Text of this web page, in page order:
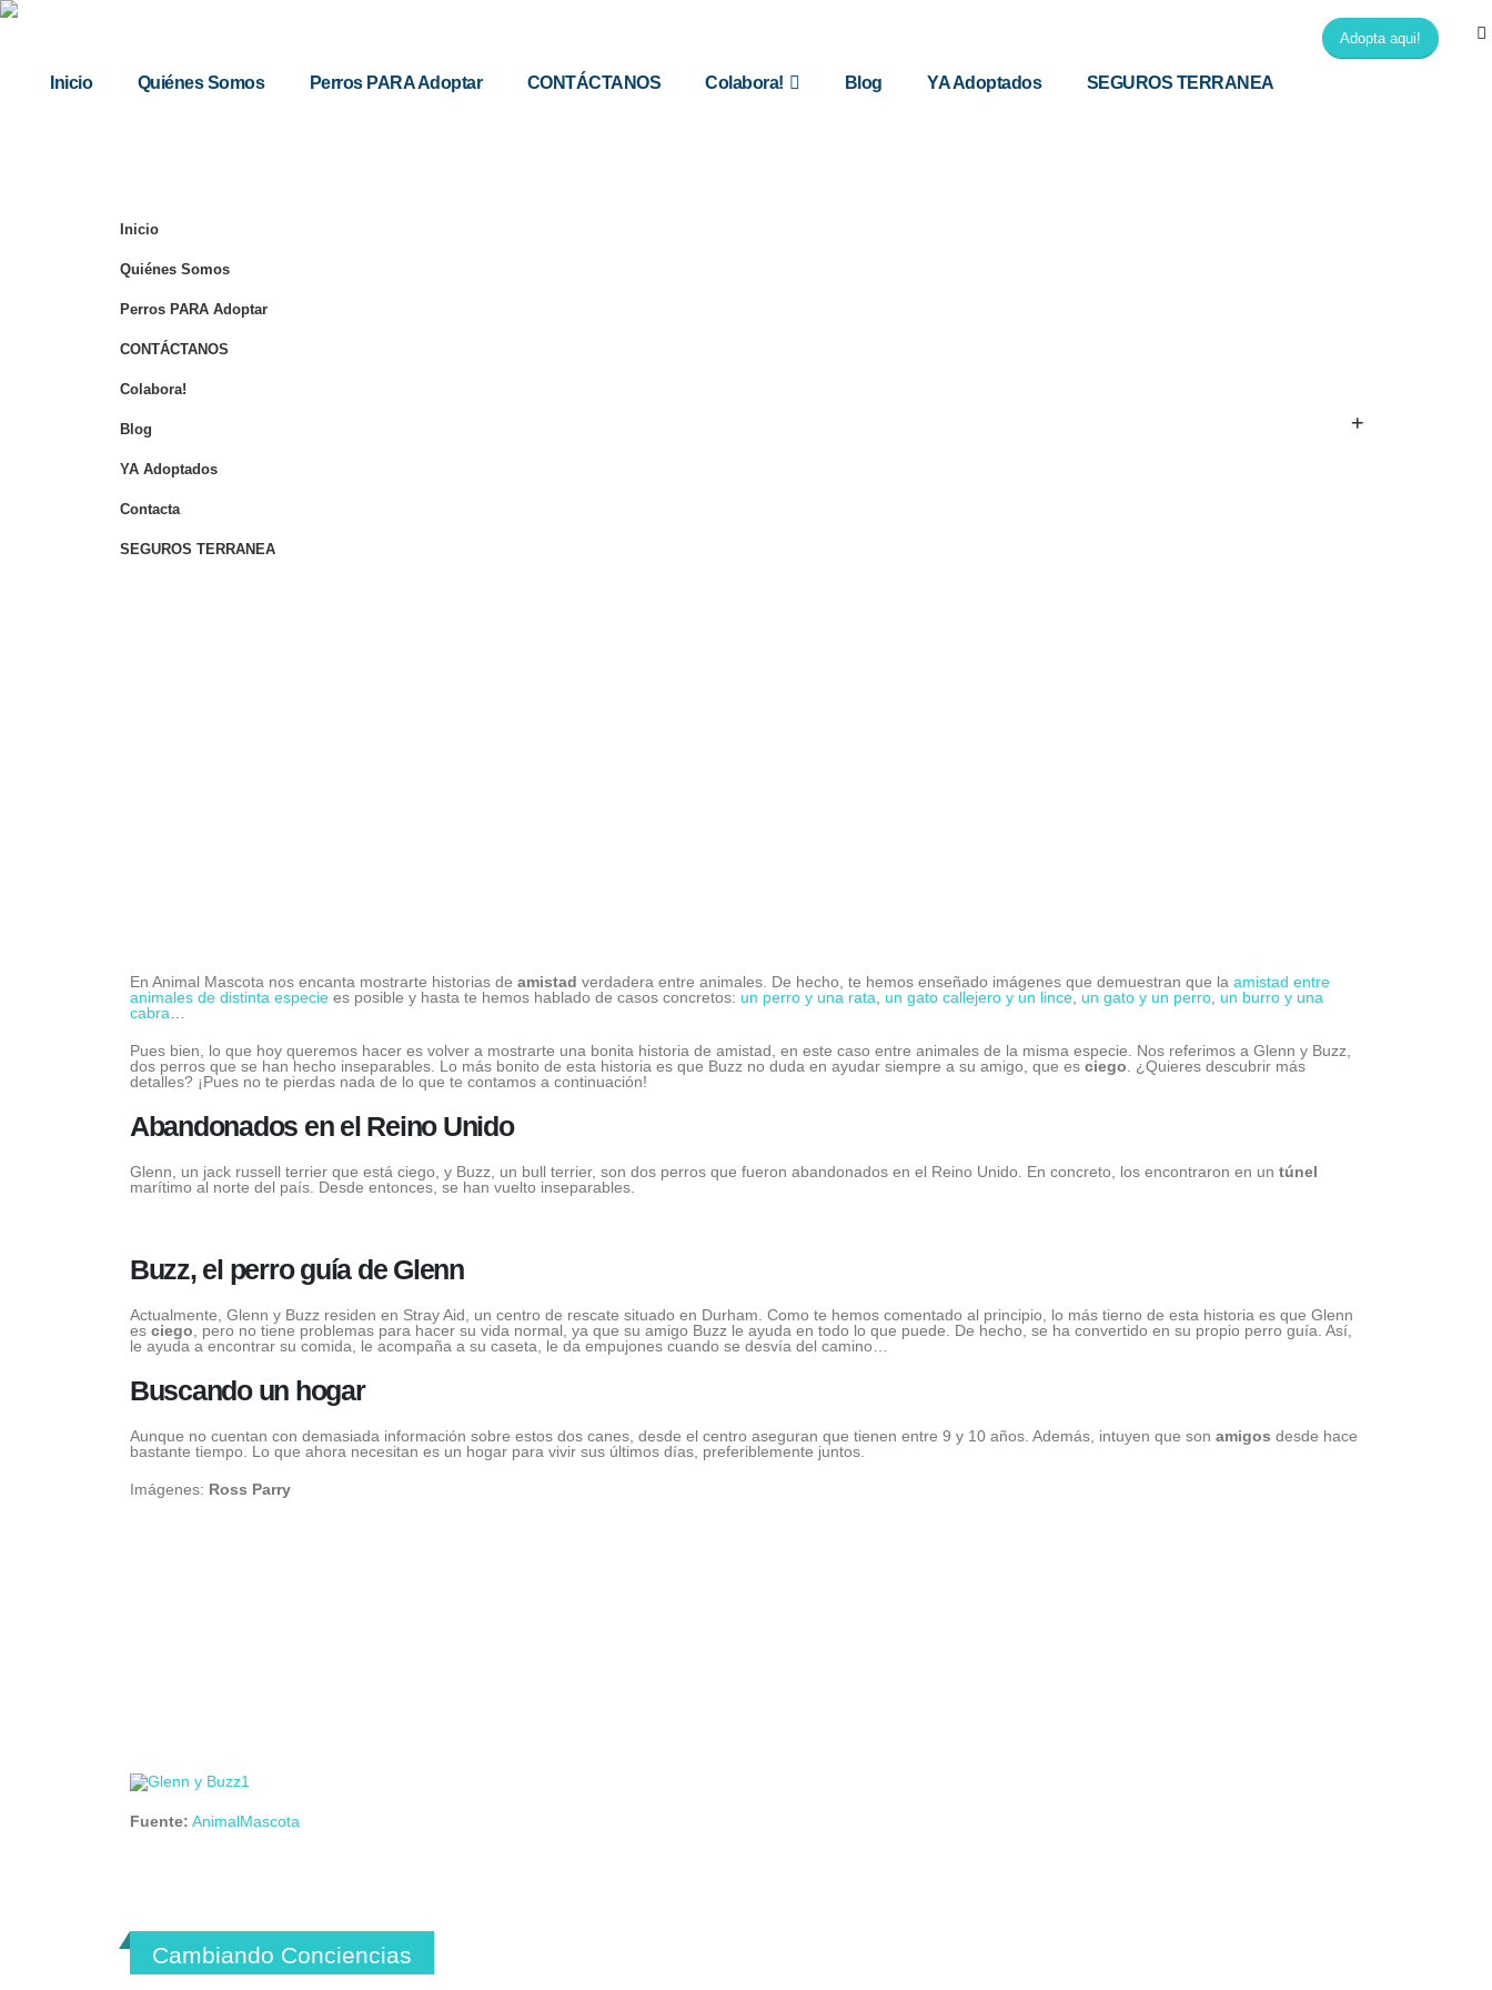
Inicio Quiénes Somos Perros PARA Adoptar CONTÁCTANOS Colabora! Blog YA Adoptados SEGUROS TERRANEA
Adopta aqui!
Inicio
Quiénes Somos
Perros PARA Adoptar
CONTÁCTANOS
Colabora!
Blog
YA Adoptados
Contacta
SEGUROS TERRANEA
En Animal Mascota nos encanta mostrarte historias de amistad verdadera entre animales. De hecho, te hemos enseñado imágenes que demuestran que la amistad entre
animales de distinta especie es posible y hasta te hemos hablado de casos concretos: un perro y una rata un gato callejero y un lince un gato y un perro un burro y una
cabra
Pues bien, lo que hoy queremos hacer es volver a mostrarte una bonita historia de amistad, en este caso entre animales de la misma especie. Nos referimos a Glenn y Buzz,
dos perros que se han hecho inseparables. Lo más bonito de esta historia es que Buzz no duda en ayudar siempre a su amigo, que es ciego . ¿Quieres descubrir más
detalles? ¡Pues no te pierdas nada de lo que te contamos a continuación!
Abandonados en el Reino Unido
Glenn, un jack russell terrier que está ciego, y Buzz, un bull terrier, son dos perros que fueron abandonados en el Reino Unido. En concreto, los encontraron en un túnel
marítimo al norte del país. Desde entonces, se han vuelto inseparables.
Buzz, el perro guía de Glenn
Actualmente, Glenn y Buzz residen en Stray Aid, un centro de rescate situado en Durham. Como te hemos comentado al principio, lo más tierno de esta historia es que Glenn
es ciego , pero no tiene problemas para hacer su vida normal, ya que su amigo Buzz le ayuda en todo lo que puede. De hecho, se ha convertido en su propio perro guía. Así,
le ayuda a encontrar su comida, le acompaña a su caseta, le da empujones cuando se desvía del camino…
Buscando un hogar
Aunque no cuentan con demasiada información sobre estos dos canes, desde el centro aseguran que tienen entre 9 y 10 años. Además, intuyen que son amigos desde hace
bastante tiempo. Lo que ahora necesitan es un hogar para vivir sus últimos días, preferiblemente juntos.
Imágenes: Ross Parry
Fuente: AnimalMascota
Cambiando Conciencias